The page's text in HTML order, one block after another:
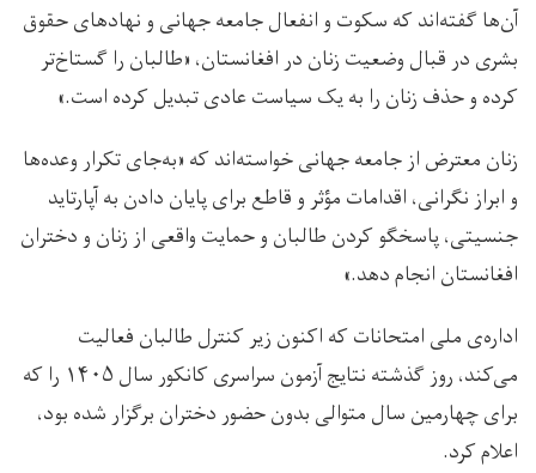
آن‌ها گفته‌اند که سکوت و انفعال جامعه جهانی و نهادهای حقوق
بشری در قبال وضعیت زنان در افغانستان، «طالبان را گستاخ‌تر
کرده و حذف زنان را به یک سیاست عادی تبدیل کرده است.»
زنان معترض از جامعه جهانی خواسته‌اند که «به‌جای تکرار وعده‌ها
و ابراز نگرانی، اقدامات مؤثر و قاطع برای پایان دادن به آپارتاید
جنسیتی، پاسخگو کردن طالبان و حمایت واقعی از زنان و دختران
افغانستان انجام دهد.»
اداره‌ی ملی امتحانات که اکنون زیر کنترل طالبان فعالیت
می‌کند، روز گذشته نتایج آزمون سراسری کانکور سال ۱۴۰۵ را که
برای چهارمین سال متوالی بدون حضور دختران برگزار شده بود،
اعلام کرد.